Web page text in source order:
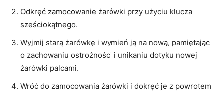
Odkręć zamocowanie żarówki przy użyciu klucza
sześciokątnego.
Wyjmij starą żarówkę i wymień ją na nową, pamiętając
o zachowaniu ostrożności i unikaniu dotyku nowej
żarówki palcami.
Wróć do zamocowania żarówki i dokręć je z powrotem